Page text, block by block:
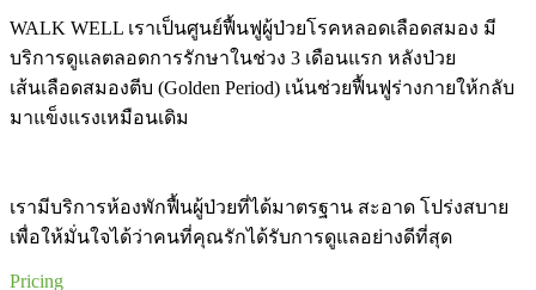
WALK WELL เราเป็นศูนย์ฟื้นฟูผู้ป่วยโรคหลอดเลือดสมอง มี
บริการดูแลตลอดการรักษาในช่วง 3 เดือนแรก หลังป่วย
เส้นเลือดสมองตีบ (Golden Period) เน้นช่วยฟื้นฟูร่างกายให้กลับ
มาแข็งแรงเหมือนเดิม
เรามีบริการห้องพักฟื้นผู้ป่วยที่ได้มาตรฐาน สะอาด โปร่งสบาย
เพื่อให้มั่นใจได้ว่าคนที่คุณรักได้รับการดูแลอย่างดีที่สุด
Pricing